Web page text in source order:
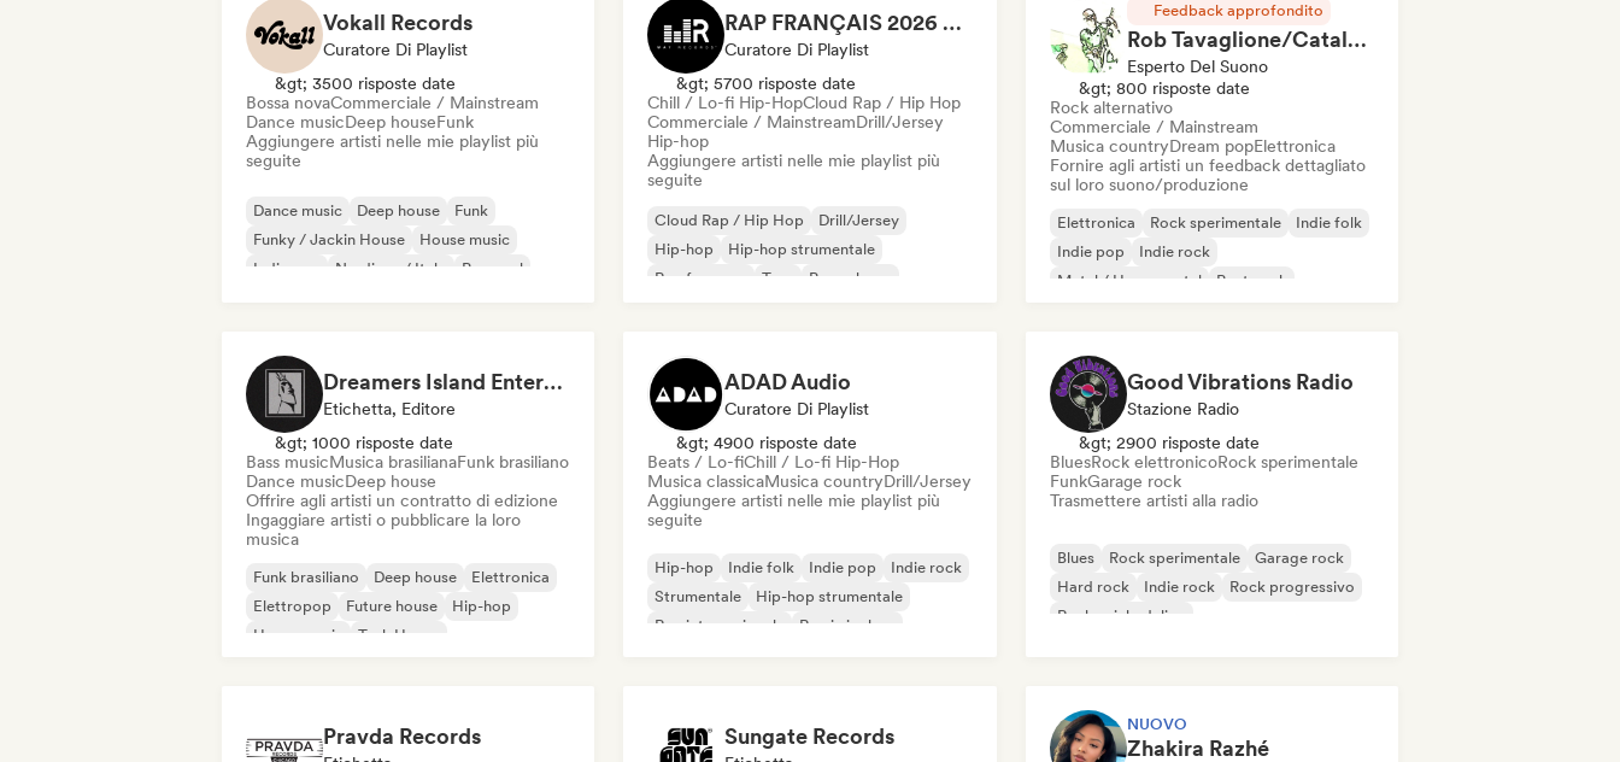
Vokall Records
Curatore Di Playlist
&gt; 3500 risposte date
Bossa novaCommerciale / Mainstream
Dance musicDeep houseFunk
Aggiungere artisti nelle mie playlist più
seguite
Dance music Deep house
Funk
Funky / Jackin House
House music
Indie pop
Nu-disco / Italo Pop soul
RAP FRANÇAIS 2026 🔥🇫🇷 (Way Records)
Curatore Di Playlist
&gt; 5700 risposte date
Chill / Lo-fi Hip-HopCloud Rap / Hip Hop
Commerciale / MainstreamDrill/Jersey
Hip-hop
Aggiungere artisti nelle mie playlist più
seguite
Cloud Rap / Hip Hop
Drill/Jersey
Hip-hop
Hip-hop strumentale
Rap francese
Trap
Pop urbano
Feedback approfondito
Rob Tavaglione/Catalyst Recording
Esperto Del Suono
&gt; 800 risposte date
Rock alternativo
Commerciale / Mainstream
Musica countryDream popElettronica
Fornire agli artisti un feedback dettagliato
sul loro suono/produzione
Elettronica Rock sperimentale
Indie folk
Indie pop
Indie rock
Metal / Heavy metal
Post punk
Dreamers Island Entertainment
Etichetta, Editore
&gt; 1000 risposte date
Bass musicMusica brasilianaFunk brasiliano
Dance musicDeep house
Offrire agli artisti un contratto di edizione
Ingaggiare artisti o pubblicare la loro
musica
Funk brasiliano Deep house
Elettronica
Elettropop
Future house
Hip-hop
House music
Tech House
ADAD Audio
Curatore Di Playlist
&gt; 4900 risposte date
Beats / Lo-fiChill / Lo-fi Hip-Hop
Musica classicaMusica countryDrill/Jersey
Aggiungere artisti nelle mie playlist più
seguite
Hip-hop Indie folk Indie pop
Indie rock
Strumentale
Hip-hop strumentale
Rap internazionale
Rap in inglese
Good Vibrations Radio
Stazione Radio
&gt; 2900 risposte date
BluesRock elettronicoRock sperimentale
FunkGarage rock
Trasmettere artisti alla radio
Blues Rock sperimentale
Garage rock
Hard rock
Indie rock
Rock progressivo
Rock psichedelico
Pravda Records Sungate Records NUOVO
Zhakira Razhé